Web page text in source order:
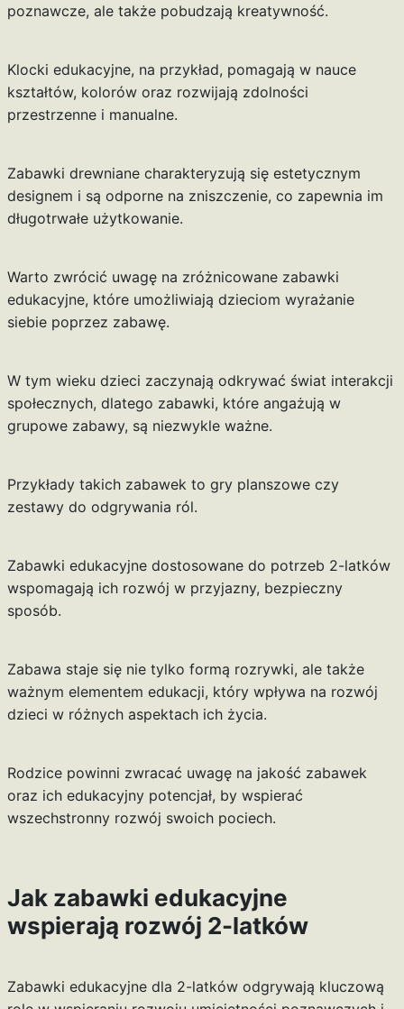
poznawcze, ale także pobudzają kreatywność.
Klocki edukacyjne, na przykład, pomagają w nauce
kształtów, kolorów oraz rozwijają zdolności
przestrzenne i manualne.
Zabawki drewniane charakteryzują się estetycznym
designem i są odporne na zniszczenie, co zapewnia im
długotrwałe użytkowanie.
Warto zwrócić uwagę na zróżnicowane zabawki
edukacyjne, które umożliwiają dzieciom wyrażanie
siebie poprzez zabawę.
W tym wieku dzieci zaczynają odkrywać świat interakcji
społecznych, dlatego zabawki, które angażują w
grupowe zabawy, są niezwykle ważne.
Przykłady takich zabawek to gry planszowe czy
zestawy do odgrywania ról.
Zabawki edukacyjne dostosowane do potrzeb 2-latków
wspomagają ich rozwój w przyjazny, bezpieczny
sposób.
Zabawa staje się nie tylko formą rozrywki, ale także
ważnym elementem edukacji, który wpływa na rozwój
dzieci w różnych aspektach ich życia.
Rodzice powinni zwracać uwagę na jakość zabawek
oraz ich edukacyjny potencjał, by wspierać
wszechstronny rozwój swoich pociech.
Jak zabawki edukacyjne
wspierają rozwój 2-latków
Zabawki edukacyjne dla 2-latków odgrywają kluczową